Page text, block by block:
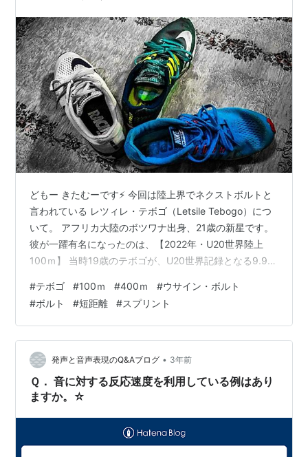
どもー きたむーです⚡ 今回は陸上界でネクストボルトと
言われている レツィレ・テボゴ（Letsile Tebogo）につ
いて。 アフリカ大陸のボツワナ出身、21歳の新星です。
彼が一躍有名になったのは、【2022年・U20世界陸上
100ｍ】 当時19歳のテボゴが、U20世界記録となる9.91
いってもゴール直前のパフォーマンスです。 観客席に向
けて1番という指を掲げながらゴールしました。 ボルトへ
の憧れもあったようですが、短距離において横を向きな
がらゴールするということはそれだけ余裕があるとみら
れます。 それと同時に将来へのポテンシャルを示した…
#テボゴ #100ｍ #400ｍ #ウサイン・ボルト
#ボルト #短距離 #スプリント
発声と音声表現のQ&Aブログ • 3年前
Ｑ． 音に対する反応速度を利用している例はあり
ますか。☆